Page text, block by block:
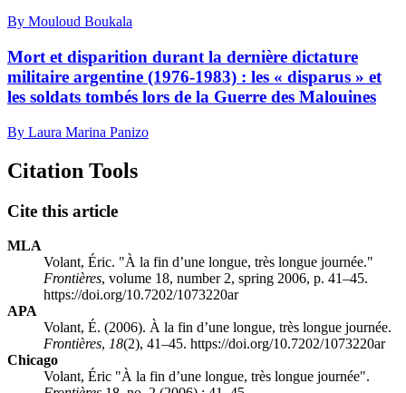
By Mouloud Boukala
Mort et disparition durant la dernière dictature
militaire argentine (1976-1983) : les « disparus » et
les soldats tombés lors de la Guerre des Malouines
By Laura Marina Panizo
Citation Tools
Cite this article
MLA
Volant, Éric. "À la fin d’une longue, très longue journée."
Frontières, volume 18, number 2, spring 2006, p. 41–45.
https://doi.org/10.7202/1073220ar
APA
Volant, É. (2006). À la fin d’une longue, très longue journée.
Frontières, 18(2), 41–45. https://doi.org/10.7202/1073220ar
Chicago
Volant, Éric "À la fin d’une longue, très longue journée".